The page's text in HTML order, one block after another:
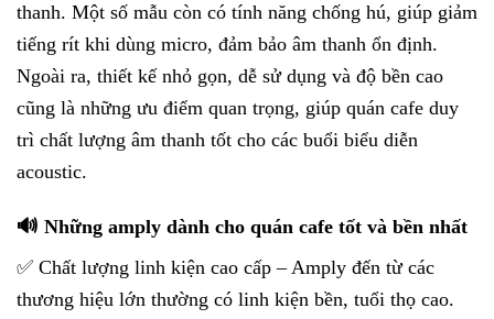
thanh. Một số mẫu còn có tính năng chống hú, giúp giảm
tiếng rít khi dùng micro, đảm bảo âm thanh ổn định.
Ngoài ra, thiết kế nhỏ gọn, dễ sử dụng và độ bền cao
cũng là những ưu điểm quan trọng, giúp quán cafe duy
trì chất lượng âm thanh tốt cho các buổi biểu diễn
acoustic.
🔊 Những amply dành cho quán cafe tốt và bền nhất
✅ Chất lượng linh kiện cao cấp – Amply đến từ các
thương hiệu lớn thường có linh kiện bền, tuổi thọ cao.